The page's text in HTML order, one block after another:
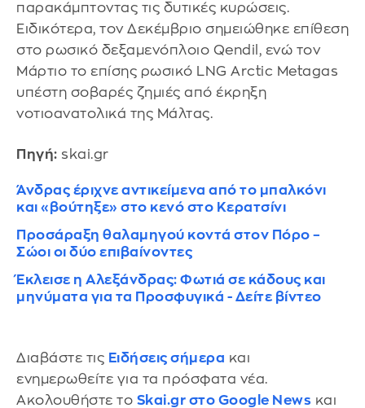
παρακάμπτοντας τις δυτικές κυρώσεις.
Ειδικότερα, τον Δεκέμβριο σημειώθηκε επίθεση
στο ρωσικό δεξαμενόπλοιο Qendil, ενώ τον
Μάρτιο το επίσης ρωσικό LNG Arctic Metagas
υπέστη σοβαρές ζημιές από έκρηξη
νοτιοανατολικά της Μάλτας.
Πηγή: skai.gr
Άνδρας έριχνε αντικείμενα από το μπαλκόνι
και «βούτηξε» στο κενό στο Κερατσίνι
Προσάραξη θαλαμηγού κοντά στον Πόρο –
Σώοι οι δύο επιβαίνοντες
Έκλεισε η Αλεξάνδρας: Φωτιά σε κάδους και
μηνύματα για τα Προσφυγικά - Δείτε βίντεο
Διαβάστε τις Ειδήσεις σήμερα και
ενημερωθείτε για τα πρόσφατα νέα.
Ακολουθήστε το Skai.gr στο Google News και